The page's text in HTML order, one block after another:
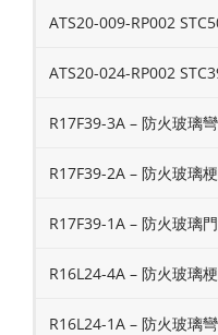
ATS20-009-RP002
ATS20-024-RP002
R17F39-3A – 防火玻璃
R17F39-2A – 防火玻璃
R17F39-1A – 防火玻璃
R16L24-4A – 防火玻璃
R16L24-1A – 防火玻璃